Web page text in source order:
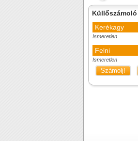
Küllőszámoló
Kerékagy
Ismeretlen
Felni
Ismeretlen
Számolj!